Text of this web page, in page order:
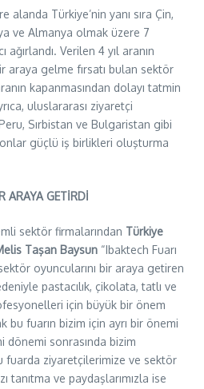
alanda Türkiye’nin yanı sıra Çin,
ve Almanya olmak üzere 7
ağırlandı. Verilen 4 yıl aranın
araya gelme fırsatı bulan sektör
kapanmasından dolayı tatmin
uluslararası ziyaretçi
Sırbistan ve Bulgaristan gibi
güçlü iş birlikleri oluşturma
ARAYA GETİRDİ
sektör firmalarından Türkiye
Taşan Baysun “Ibaktech Fuarı
oyuncularını bir araya getiren
pastacılık, çikolata, tatlı ve
için büyük bir önem
bu fuarın bizim için ayrı bir önemi
dönemi sonrasında bizim
fuarda ziyaretçilerimize ve sektör
tanıtma ve paydaşlarımızla ise